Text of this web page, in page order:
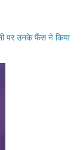
पर उनके फैंस ने किया